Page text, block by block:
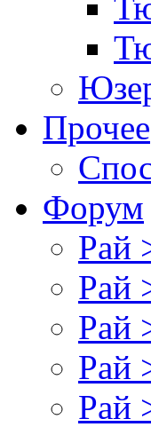
Прочее
Форум
Рай
Рай
Рай
Рай
Рай